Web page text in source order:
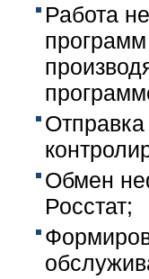
Работа
Обмен
Росстат;